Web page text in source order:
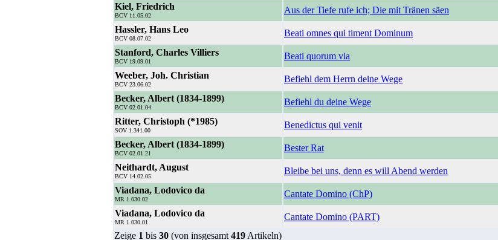
Kiel, Friedrich
BCV 11.05.02
Aus der Tiefe rufe ich; Die mit Tränen säen
Hassler, Hans Leo
BCV 08.07.02
Beati omnes qui timent Dominum
Stanford, Charles Villiers
BCV 19.09.01
Beati quorum via
Weeber, Joh. Christian
BCV 23.06.02
Befiehl dem Herrn deine Wege
Becker, Albert (1834-1899)
BCV 02.01.04
Befiehl du deine Wege
Ritter, Christoph (*1985)
SOV 1.341.00
Benedictus qui venit
Becker, Albert (1834-1899)
BCV 02.01.21
Bester Rat
Neithardt, August
BCV 14.02.05
Bleibe bei uns, denn es will Abend werden
Viadana, Lodovico da
MR 1.030.02
Cantate Domino (ChP)
Viadana, Lodovico da
MR 1.030.01
Cantate Domino (PART)
Zeige 1 bis 30 (von insgesamt 419 Artikeln)